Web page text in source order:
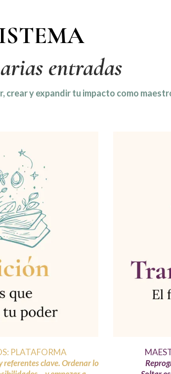
entradas
crear y expandir tu impacto como
PLATAFORMA
referentes clave. Ordenar lo